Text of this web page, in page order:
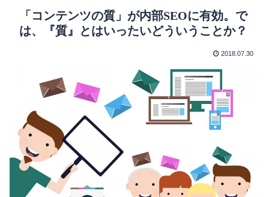
「コンテンツの質」が内部SEOに有効。で
は、『質』とはいったいどういうことか？
2018.07.30